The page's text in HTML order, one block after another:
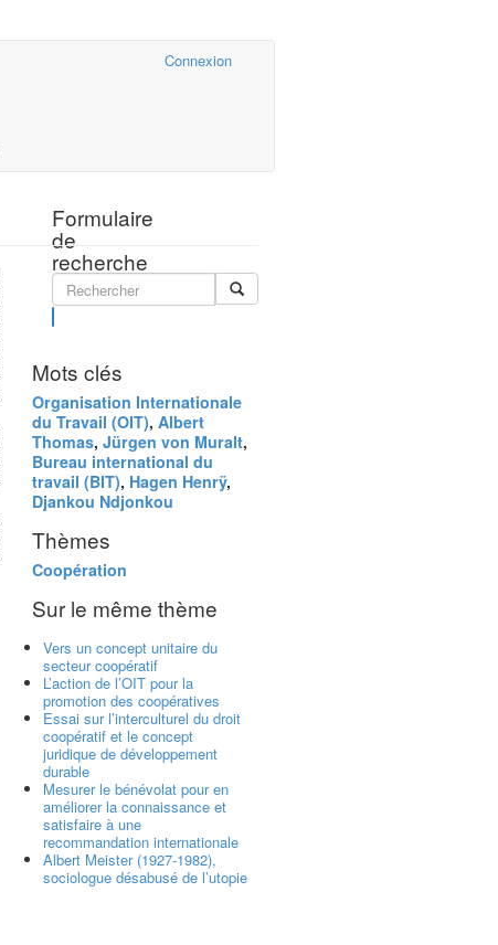
Connexion
Formulaire
de
recherche
Mots clés
Organisation Internationale
du Travail (OIT), Albert
Thomas, Jürgen von Muralt,
Bureau international du
travail (BIT), Hagen Henrÿ,
Djankou Ndjonkou
Thèmes
Coopération
Sur le même thème
Vers un concept unitaire du
secteur coopératif
L’action de l’OIT pour la
promotion des coopératives
Essai sur l’interculturel du droit
coopératif et le concept
juridique de développement
durable
Mesurer le bénévolat pour en
améliorer la connaissance et
satisfaire à une
recommandation internationale
Albert Meister (1927-1982),
sociologue désabusé de l’utopie